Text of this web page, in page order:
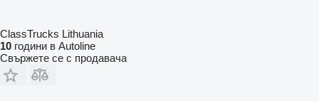
ClassTrucks Lithuania
10 години в Autoline
Свържете се с продавача